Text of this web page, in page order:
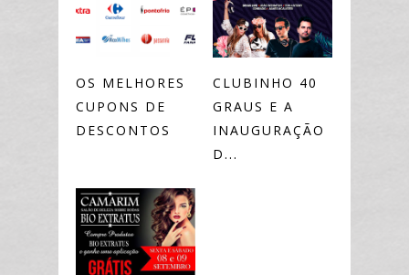
OS MELHORES
CUPONS DE
DESCONTOS
CLUBINHO 40
GRAUS E A
INAUGURAÇÃO
D...